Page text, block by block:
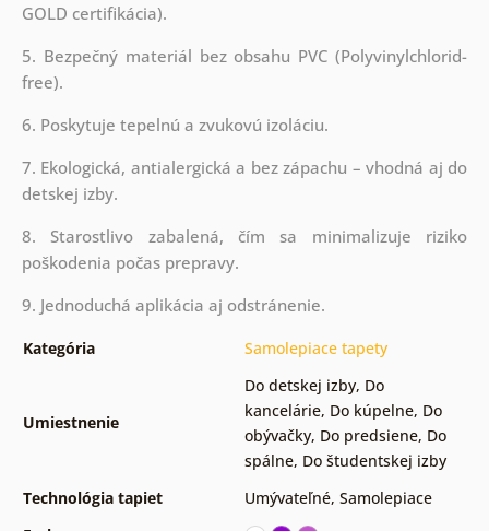
GOLD certifikácia).
5. Bezpečný materiál bez obsahu PVC (Polyvinylchlorid-
free).
6. Poskytuje tepelnú a zvukovú izoláciu.
7. Ekologická, antialergická a bez zápachu – vhodná aj do
detskej izby.
8. Starostlivo zabalená, čím sa minimalizuje riziko
poškodenia počas prepravy.
9. Jednoduchá aplikácia aj odstránenie.
Kategória Samolepiace tapety
Umiestnenie
Do detskej izby, Do
kancelárie, Do kúpelne, Do
obývačky, Do predsiene, Do
spálne, Do študentskej izby
Technológia tapiet
Umývateľné, Samolepiace